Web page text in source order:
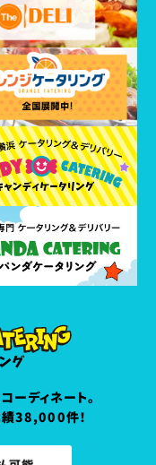
ーディネート。
績38,000件！